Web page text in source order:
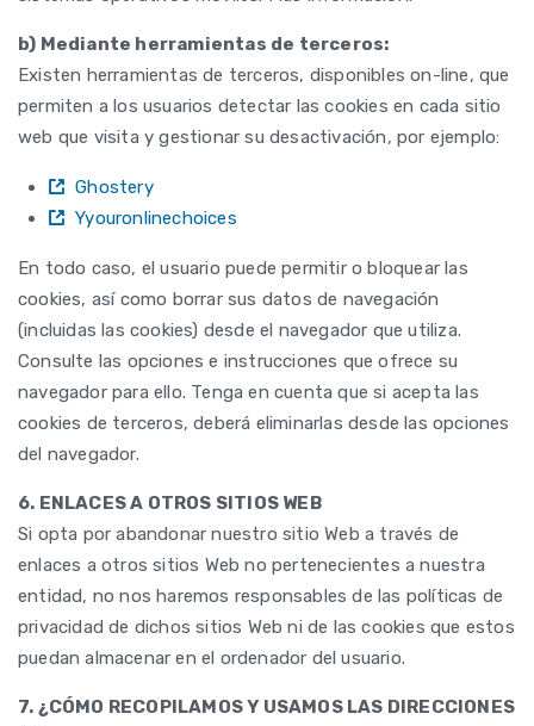
b) Mediante herramientas de terceros:
Existen herramientas de terceros, disponibles on-line, que
permiten a los usuarios detectar las cookies en cada sitio
web que visita y gestionar su desactivación, por ejemplo:
Ghostery
Yyouronlinechoices
En todo caso, el usuario puede permitir o bloquear las
cookies, así como borrar sus datos de navegación
(incluidas las cookies) desde el navegador que utiliza.
Consulte las opciones e instrucciones que ofrece su
navegador para ello. Tenga en cuenta que si acepta las
cookies de terceros, deberá eliminarlas desde las opciones
del navegador.
6. ENLACES A OTROS SITIOS WEB
Si opta por abandonar nuestro sitio Web a través de
enlaces a otros sitios Web no pertenecientes a nuestra
entidad, no nos haremos responsables de las políticas de
privacidad de dichos sitios Web ni de las cookies que estos
puedan almacenar en el ordenador del usuario.
7. ¿CÓMO RECOPILAMOS Y USAMOS LAS DIRECCIONES